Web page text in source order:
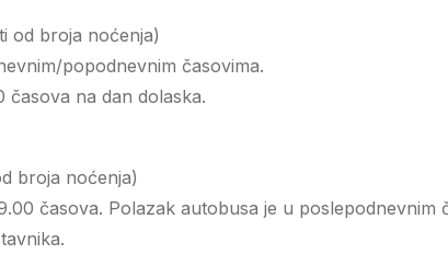
od broja noćenja)
popodnevnim časovima.
časova na dan dolaska.
broja noćenja)
časova. Polazak autobusa je u